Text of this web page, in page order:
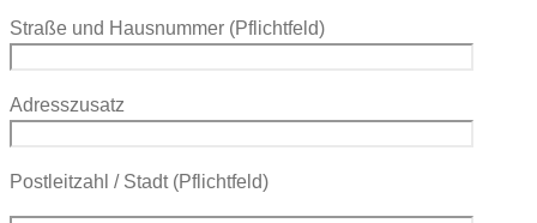
Straße und Hausnummer (Pflichtfeld)
Adresszusatz
Postleitzahl / Stadt (Pflichtfeld)